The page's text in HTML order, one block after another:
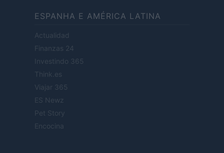
ESPANHA E AMÉRICA LATINA
Actualidad
Finanzas 24
Investindo 365
Think.es
Viajar 365
ES Newz
Pet Story
Encocina